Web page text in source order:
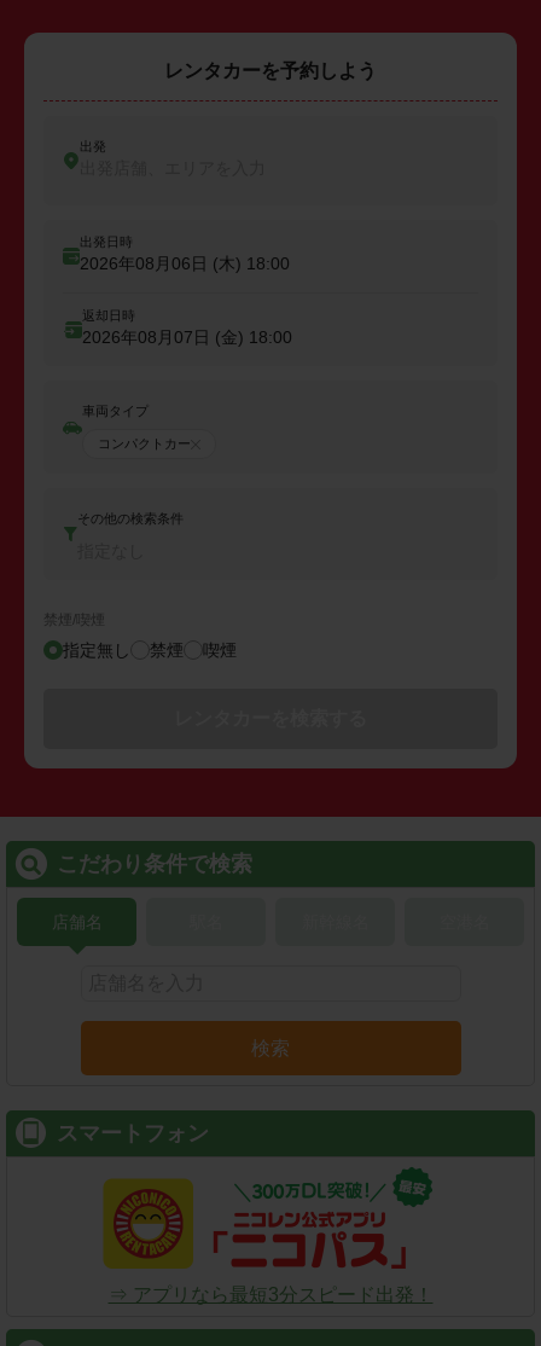
レンタカーを予約しよう
出発
出発日時
2026年08月06日 (木) 18:00
返却日時
2026年08月07日 (金) 18:00
車両タイプ
コンパクトカー
その他の検索条件
禁煙/喫煙
指定無し 禁煙 喫煙
こだわり条件で検索
店舗名
検索
スマートフォン
⇒ アプリなら最短3分スピード出発！